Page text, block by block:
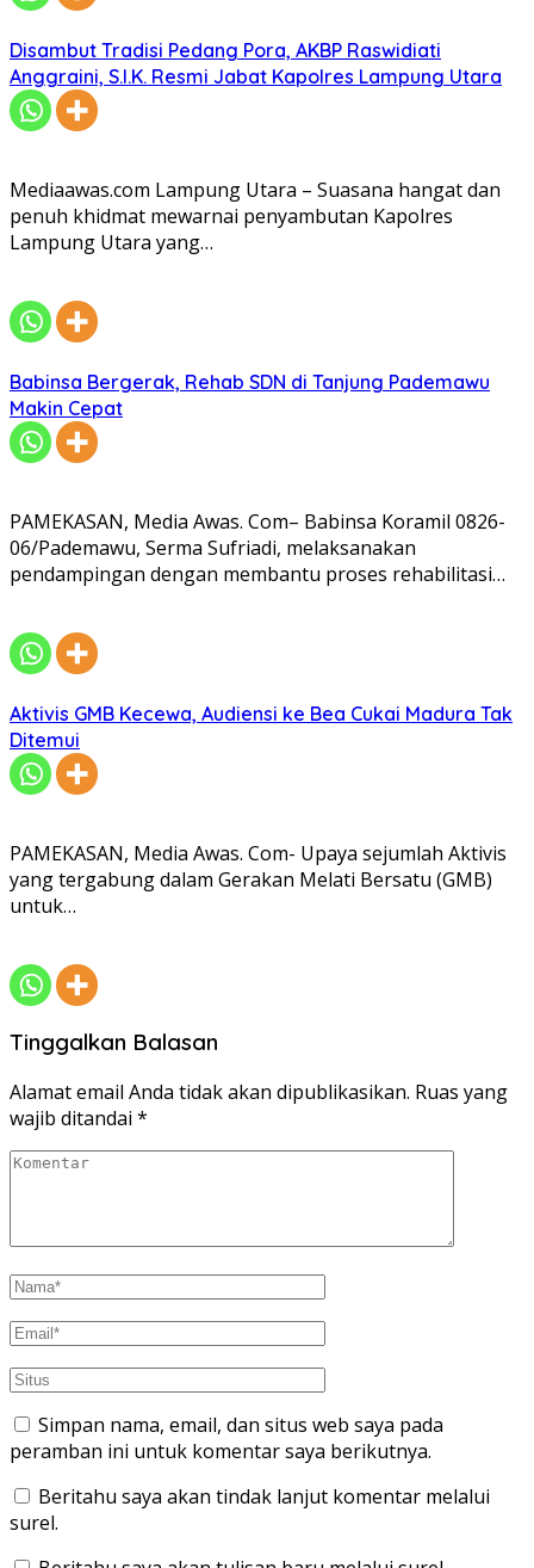
Disambut Tradisi Pedang Pora, AKBP Raswidiati
Anggraini, S.I.K. Resmi Jabat Kapolres Lampung Utara
Mediaawas.com Lampung Utara – Suasana hangat dan
penuh khidmat mewarnai penyambutan Kapolres
Lampung Utara yang…
Babinsa Bergerak, Rehab SDN di Tanjung Pademawu
Makin Cepat
PAMEKASAN, Media Awas. Com– Babinsa Koramil 0826-
06/Pademawu, Serma Sufriadi, melaksanakan
pendampingan dengan membantu proses rehabilitasi…
Aktivis GMB Kecewa, Audiensi ke Bea Cukai Madura Tak
Ditemui
PAMEKASAN, Media Awas. Com- Upaya sejumlah Aktivis
yang tergabung dalam Gerakan Melati Bersatu (GMB)
untuk…
Tinggalkan Balasan
Alamat email Anda tidak akan dipublikasikan. Ruas yang
wajib ditandai *
Simpan nama, email, dan situs web saya pada
peramban ini untuk komentar saya berikutnya.
Beritahu saya akan tindak lanjut komentar melalui
surel.